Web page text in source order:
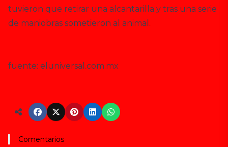
tuvieron que retirar una alcantarilla y tras una serie
de maniobras sometieron al animal.
fuente: eluniversal.com.mx
Comentarios